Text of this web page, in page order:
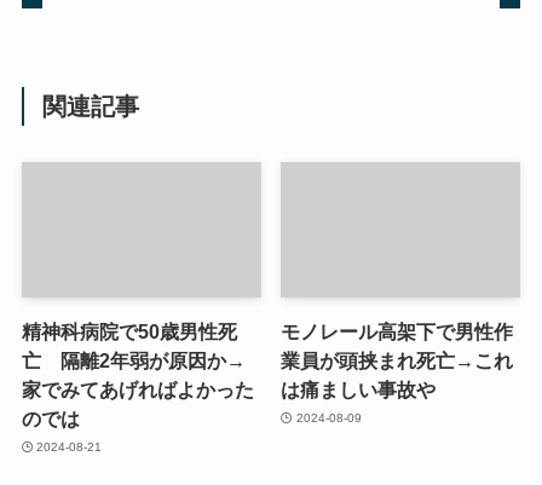
関連記事
精神科病院で50歳男性死
亡 隔離2年弱が原因か→
家でみてあげればよかった
のでは
2024-08-21
モノレール高架下で男性作
業員が頭挟まれ死亡→これ
は痛ましい事故や
2024-08-09